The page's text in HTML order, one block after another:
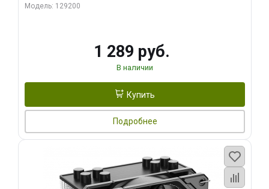
Модель: 129200
1 289 руб.
В наличии
Купить
Подробнее